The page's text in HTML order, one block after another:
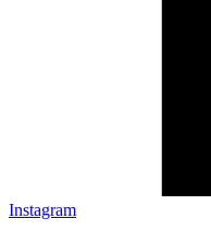
Instagram